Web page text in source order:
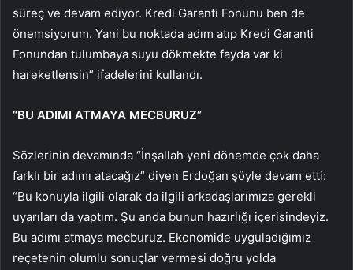
süreç ve devam ediyor. Kredi Garanti Fonunu ben de
önemsiyorum. Yani bu noktada adım atıp Kredi Garanti
Fonundan tulumbaya suyu dökmekte fayda var ki
hareketlensin” ifadelerini kullandı.
“BU ADIMI ATMAYA MECBURUZ”
Sözlerinin devamında “İnşallah yeni dönemde çok daha
farklı bir adımı atacağız” diyen Erdoğan şöyle devam etti:
“Bu konuyla ilgili olarak da ilgili arkadaşlarımıza gerekli
uyarıları da yaptım. Şu anda bunun hazırlığı içerisindeyiz.
Bu adımı atmaya mecburuz. Ekonomide uyguladığımız
reçetenin olumlu sonuçlar vermesi doğru yolda